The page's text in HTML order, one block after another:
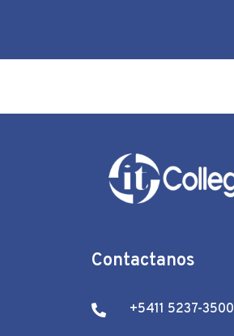
Contactanos
 +5411 5237-3500